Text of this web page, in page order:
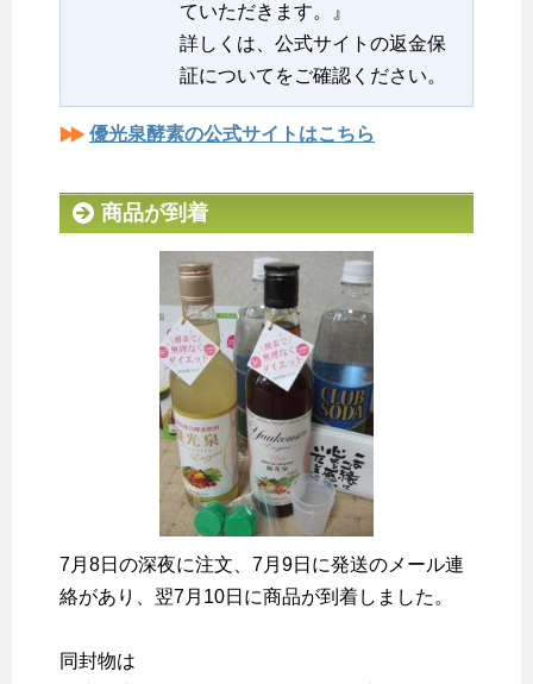
ていただきます。』
詳しくは、公式サイトの返金保
証についてをご確認ください。
優光泉酵素の公式サイトはこちら
商品が到着
7月8日の深夜に注文、7月9日に発送のメール連
絡があり、翌7月10日に商品が到着しました。
同封物は